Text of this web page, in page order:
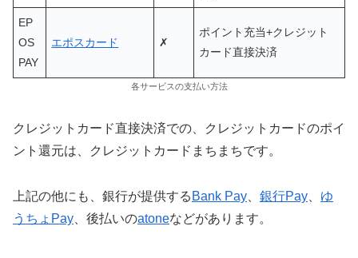
EP
OS
PAY
エポスカード ✗
ポイント充当+クレジット
カード直接決済
各サービスの支払い方法
クレジットカード直接決済での、クレジットカードのポイ
ント還元は、クレジットカードまちまちです。
上記の他にも、銀行が提供する Bank Pay 銀行Pay
ゆ
うちょPay 、後払いのatoneなどがあります。